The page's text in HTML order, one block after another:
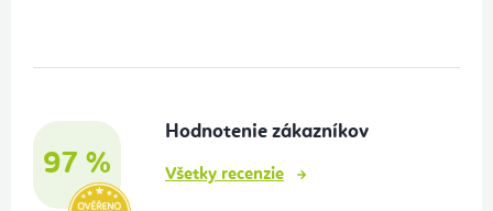
97 %
Hodnotenie zákazníkov
Všetky recenzie